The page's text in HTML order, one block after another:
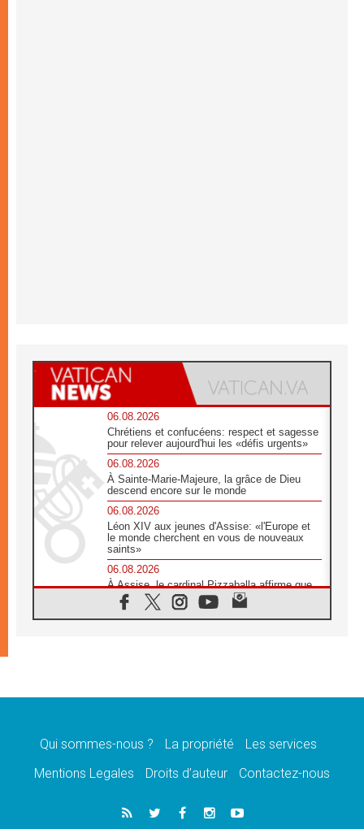
06.08.2026
Chrétiens et confucéens: respect et sagesse
pour relever aujourd'hui les «défis urgents»
06.08.2026
À Sainte-Marie-Majeure, la grâce de Dieu
descend encore sur le monde
06.08.2026
Léon XIV aux jeunes d'Assise: «l'Europe et
le monde cherchent en vous de nouveaux
saints»
06.08.2026
À Assise, le cardinal Pizzaballa affirme que
«les chrétiens veulent la paix»
06.08.2026
message de paix et de dignité humaine»
«La visite du Pape en Uruguay renforcera
05.08.2026
Le nonce en Ukraine: «Il est inquiétant
Qui sommes-nous ? La propriété
Les services
Mentions Legales
Droits d’auteur Contactez-nous